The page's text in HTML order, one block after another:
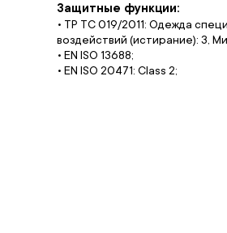
Защитные функции:
• ТР ТС 019/2011: Одежда
воздействий (истирание): З,
• EN ISO 13688;
• EN ISO 20471: Class 2;